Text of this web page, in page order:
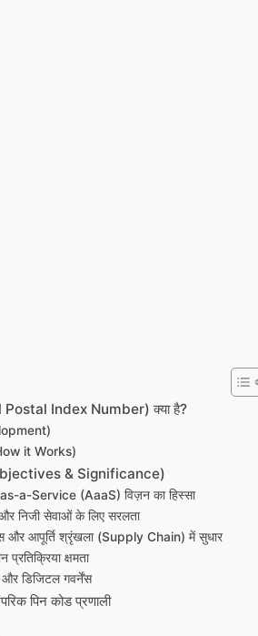
Index Number) क्या है?
it Works)
& Significance)
a-Service (AaaS) विज़न का हिस्सा
निजी सेवाओं के लिए सरलता
और आपूर्ति श्रृंखला (Supply Chain) में सुधार
क्षमता
और डिजिटल गवर्नेंस
पिन कोड प्रणाली